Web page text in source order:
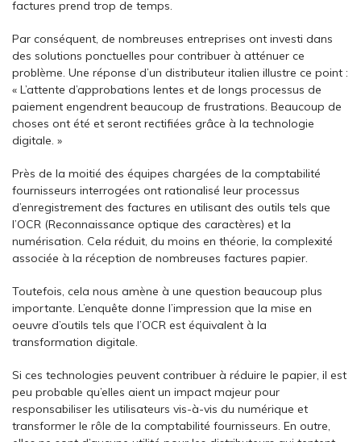
factures prend trop de temps.
Par conséquent, de nombreuses entreprises ont investi dans
des solutions ponctuelles pour contribuer à atténuer ce
problème. Une réponse d’un distributeur italien illustre ce point :
« L’attente d’approbations lentes et de longs processus de
paiement engendrent beaucoup de frustrations. Beaucoup de
choses ont été et seront rectifiées grâce à la technologie
digitale. »
Près de la moitié des équipes chargées de la comptabilité
fournisseurs interrogées ont rationalisé leur processus
d’enregistrement des factures en utilisant des outils tels que
l’OCR (Reconnaissance optique des caractères) et la
numérisation. Cela réduit, du moins en théorie, la complexité
associée à la réception de nombreuses factures papier.
Toutefois, cela nous amène à une question beaucoup plus
importante. L’enquête donne l’impression que la mise en
oeuvre d’outils tels que l’OCR est équivalent à la
transformation digitale.
Si ces technologies peuvent contribuer à réduire le papier, il est
peu probable qu’elles aient un impact majeur pour
responsabiliser les utilisateurs vis-à-vis du numérique et
transformer le rôle de la comptabilité fournisseurs. En outre,